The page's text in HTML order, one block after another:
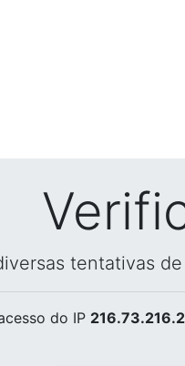
tentativas
do IP